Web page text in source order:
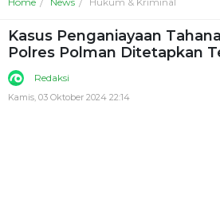
Kasus Penganiayaan
Polres Polman Ditetapkan
Redaksi
Kamis, 03 Oktober 2024 22:14